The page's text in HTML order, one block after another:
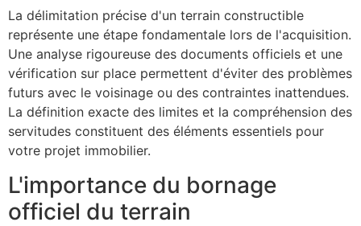
La délimitation précise d'un terrain constructible
représente une étape fondamentale lors de l'acquisition.
Une analyse rigoureuse des documents officiels et une
vérification sur place permettent d'éviter des problèmes
futurs avec le voisinage ou des contraintes inattendues.
La définition exacte des limites et la compréhension des
servitudes constituent des éléments essentiels pour
votre projet immobilier.
L'importance du bornage
officiel du terrain